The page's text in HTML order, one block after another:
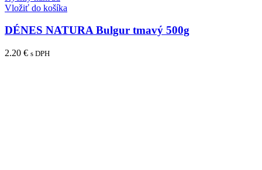
Vložiť do košíka
DÉNES NATURA Bulgur tmavý 500g
2.20 € s DPH